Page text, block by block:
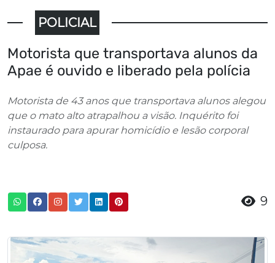
POLICIAL
Motorista que transportava alunos da
Apae é ouvido e liberado pela polícia
Motorista de 43 anos que transportava alunos alegou
que o mato alto atrapalhou a visão. Inquérito foi
instaurado para apurar homicídio e lesão corporal
culposa.
9